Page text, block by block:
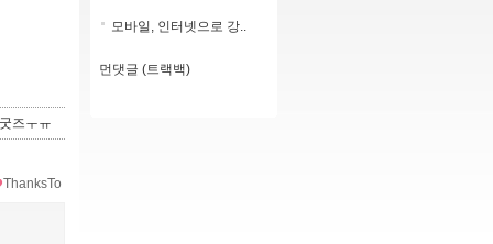
즈ㅜㅠ
ThanksTo
모바일, 인터넷으로 강..
먼댓글 (트랙백)